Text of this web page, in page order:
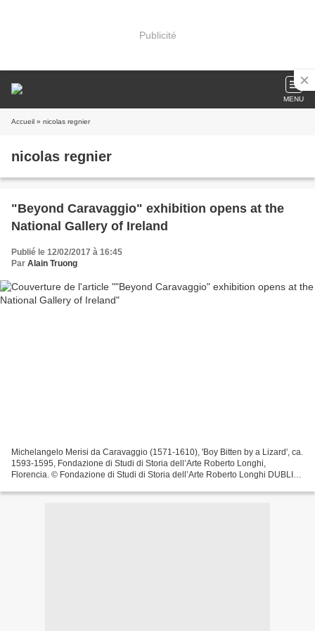
Publicité
MENU
Accueil » nicolas regnier
nicolas regnier
"Beyond Caravaggio" exhibition opens at the
National Gallery of Ireland
Publié le 12/02/2017 à 16:45
Par Alain Truong
Michelangelo Merisi da Caravaggio (1571-1610), 'Boy Bitten by a Lizard', ca.
1593-1595, Fondazione di Studi di Storia dell’Arte Roberto Longhi,
Florencia. © Fondazione di Studi di Storia dell’Arte Roberto Longhi DUBLIN